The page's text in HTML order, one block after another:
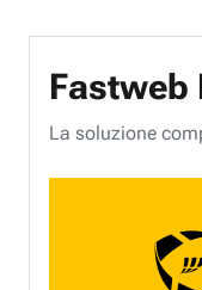
Fastweb
La soluzione